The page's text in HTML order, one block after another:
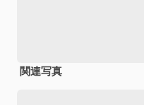
関連写真